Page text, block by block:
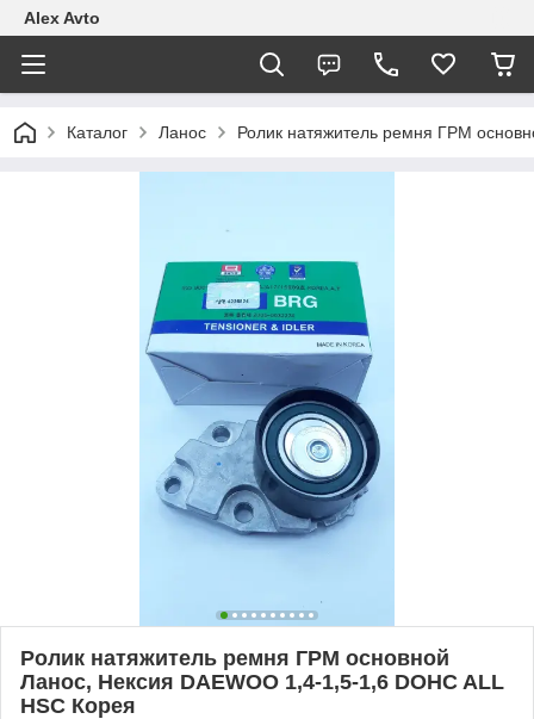
Alex Avto
Каталог Ланос Ролик натяжитель ремня ГРМ
Ролик натяжитель ремня ГРМ основной
Ланос, Нексия DAEWOO 1,4-1,5-1,6 DOHC ALL
HSC Корея